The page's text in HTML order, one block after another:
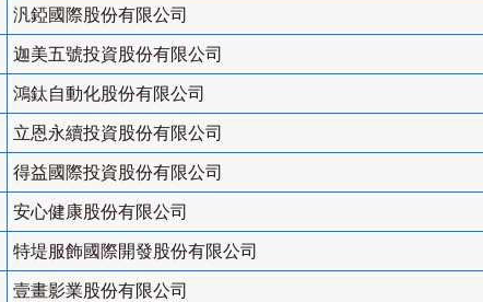
汎錏國際股份有限公司
迦美五號投資股份有限公司
鴻鈦自動化股份有限公司
立恩永續投資股份有限公司
得益國際投資股份有限公司
安心健康股份有限公司
特堤服飾國際開發股份有限公司
壹畫影業股份有限公司